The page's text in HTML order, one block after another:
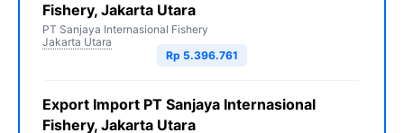
Fishery, Jakarta Utara
PT Sanjaya Internasional Fishery
Jakarta Utara
Rp 5.396.761
Export Import PT Sanjaya Internasional
Fishery, Jakarta Utara